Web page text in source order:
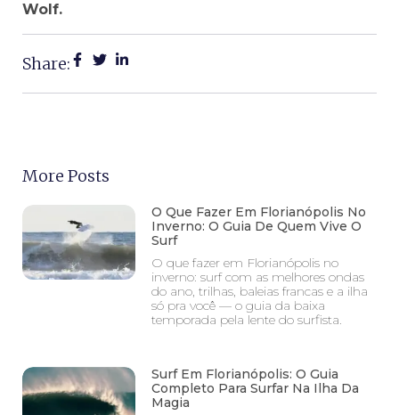
Wolf.
Share:
More Posts
O Que Fazer Em Florianópolis No
Inverno: O Guia De Quem Vive O
Surf
O que fazer em Florianópolis no
inverno: surf com as melhores ondas
do ano, trilhas, baleias francas e a ilha
só pra você — o guia da baixa
temporada pela lente do surfista.
Surf Em Florianópolis: O Guia
Completo Para Surfar Na Ilha Da
Magia